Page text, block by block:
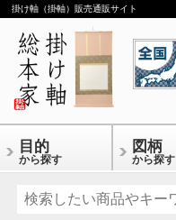
掛け軸（掛軸）販売通販サイト
目的
から探す
図柄
から探す